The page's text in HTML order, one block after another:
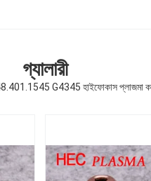
গ্যালারী
G4345 হাইফোকাস প্লাজমা